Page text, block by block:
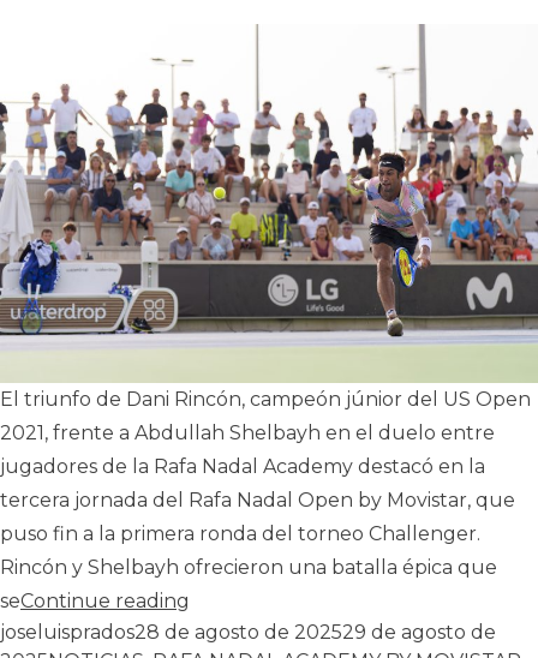
El triunfo de Dani Rincón, campeón júnior del US Open
2021, frente a Abdullah Shelbayh en el duelo entre
jugadores de la Rafa Nadal Academy destacó en la
tercera jornada del Rafa Nadal Open by Movistar, que
puso fin a la primera ronda del torneo Challenger.
Rincón y Shelbayh ofrecieron una batalla épica que
seContinue reading
Publicado por
joseluisprados28 de agosto de 202529 de agosto de